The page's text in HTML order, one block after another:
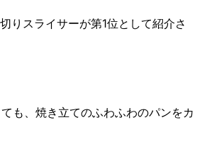
りスライサーが第1位として紹介さ
も、焼き立てのふわふわのパンをカ